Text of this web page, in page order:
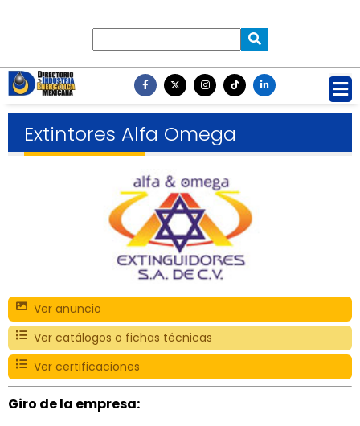
Extintores Alfa Omega
Ver anuncio
Ver catálogos o fichas técnicas
Ver certificaciones
Giro de la empresa: